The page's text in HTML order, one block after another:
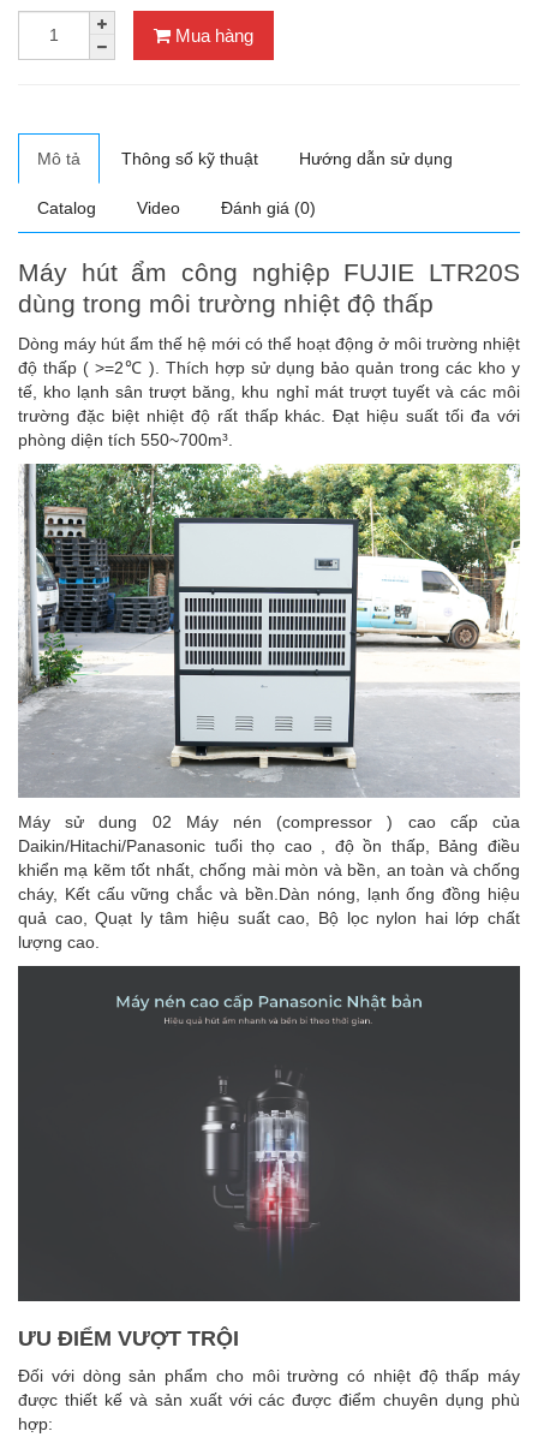
Mua hàng
Mô tả Thông số kỹ thuật Hướng dẫn sử dụng
Catalog Video Đánh giá (0)
Máy hút ẩm công nghiệp FUJIE LTR20S
dùng trong môi trường nhiệt độ thấp
Dòng máy hút ẩm thế hệ mới có thể hoạt động ở môi trường nhiệt
độ thấp ( >=2℃ ). Thích hợp sử dụng bảo quản trong các kho y
tế, kho lạnh sân trượt băng, khu nghỉ mát trượt tuyết và các môi
trường đặc biệt nhiệt độ rất thấp khác. Đạt hiệu suất tối đa với
phòng diện tích 550~700m³.
Máy sử dung 02 Máy nén (compressor ) cao cấp của
Daikin/Hitachi/Panasonic tuổi thọ cao , độ ồn thấp, Bảng điều
khiển mạ kẽm tốt nhất, chống mài mòn và bền, an toàn và chống
cháy, Kết cấu vững chắc và bền.Dàn nóng, lạnh ống đồng hiệu
quả cao, Quạt ly tâm hiệu suất cao, Bộ lọc nylon hai lớp chất
lượng cao.
ƯU ĐIỂM VƯỢT TRỘI
Đối với dòng sản phẩm cho môi trường có nhiệt độ thấp máy
được thiết kế và sản xuất với các được điểm chuyên dụng phù
hợp: